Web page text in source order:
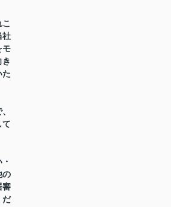
社
モ
た
て
の
審
だ